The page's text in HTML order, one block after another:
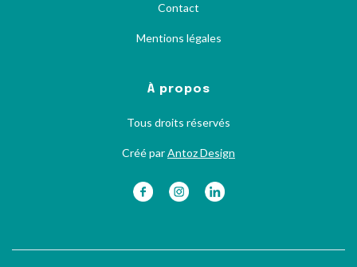
Contact
Mentions légales
À propos
Tous droits réservés
Créé parAntoz Design